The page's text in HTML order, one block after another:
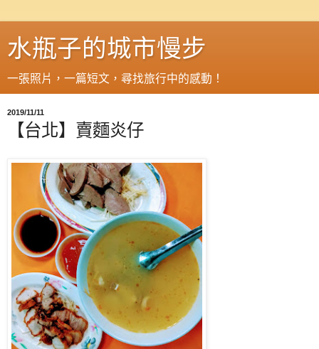
水瓶子的城市慢步
一張照片，一篇短文，尋找旅行中的感動！
2019/11/11
【台北】賣麵炎仔